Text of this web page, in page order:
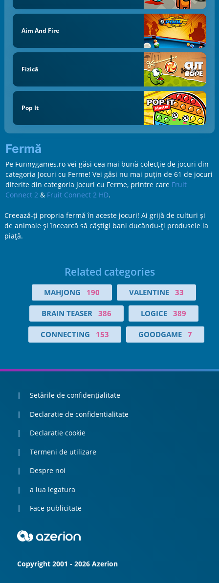
Aim And Fire
Fizică
Pop It
Fermă
Pe Funnygames.ro vei găsi cea mai bună colecție de jocuri din
categoria Jocuri cu Ferme! Vei găsi nu mai puțin de 61 de jocuri
diferite din categoria Jocuri cu Ferme, printre care Fruit
Connect 2 & Fruit Connect 2 HD.
Creează-ţi propria fermă în aceste jocuri! Ai grijă de culturi şi
de animale şi încearcă să câştigi bani ducându-ţi produsele la
piaţă.
Related categories
MAHJONG 190 VALENTINE 33
BRAIN TEASER 386 LOGICE 389
CONNECTING 153 GOODGAME 7
Setările de confidențialitate
Declaratie de confidentialitate
Declaratie cookie
Termeni de utilizare
Despre noi
a lua legatura
Face publicitate
Copyright 2001 - 2026 Azerion